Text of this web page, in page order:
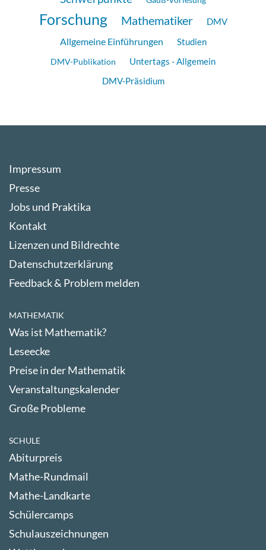
Forschung Mathematiker DMV
Allgemeine Einführungen Studien
DMV-Publikation
Untertags - Allgemein
DMV-Präsidium
Impressum
Presse
Jobs und Praktika
Kontakt
Lizenzen und Bildrechte
Datenschutzerklärung
Feedback & Problem melden
MATHEMATIK
Was ist Mathematik?
Leseecke
Preise in der Mathematik
Veranstaltungskalender
Große Probleme
SCHULE
Abiturpreis
Mathe-Rundmail
Mathe-Landkarte
Schülercamps
Schulauszeichnungen